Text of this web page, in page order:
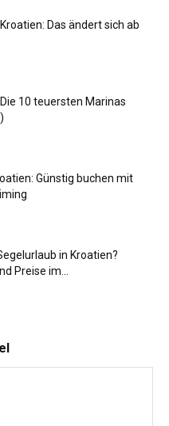
Das ändert sich ab
10 teuersten Marinas
Günstig buchen mit
in Kroatien?
Preise im...